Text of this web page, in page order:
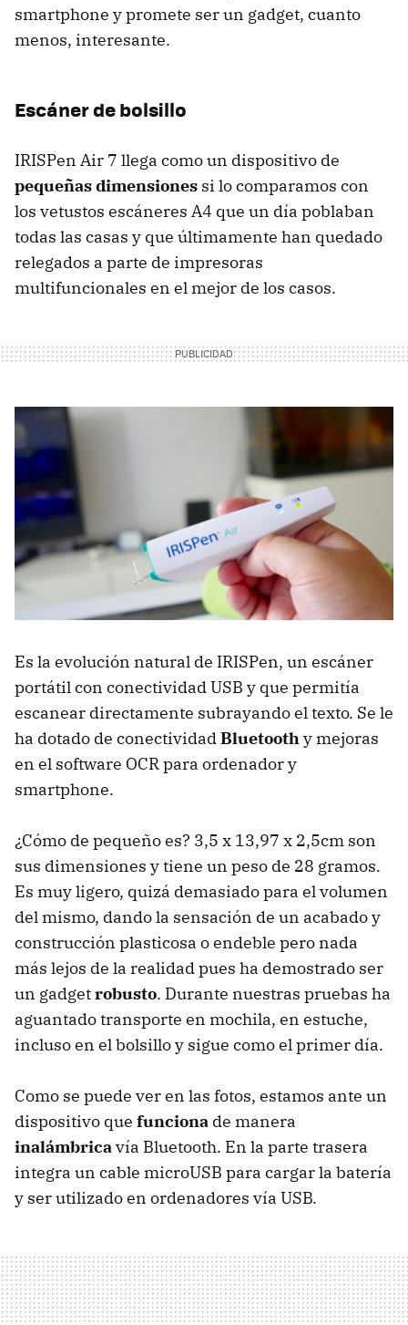
smartphone y promete ser un gadget, cuanto
menos, interesante.
Escáner de bolsillo
IRISPen Air 7 llega como un dispositivo de
pequeñas dimensiones si lo comparamos con
los vetustos escáneres A4 que un día poblaban
todas las casas y que últimamente han quedado
relegados a parte de impresoras
multifuncionales en el mejor de los casos.
Es la evolución natural de IRISPen, un escáner
portátil con conectividad USB y que permitía
escanear directamente subrayando el texto. Se le
ha dotado de conectividadBluetoothy mejoras
en el software OCR para ordenador y
smartphone.
¿Cómo de pequeño es? 3,5 x 13,97 x 2,5cm son
sus dimensiones y tiene un peso de 28 gramos.
Es muy ligero, quizá demasiado para el volumen
del mismo, dando la sensación de un acabado y
construcción plasticosa o endeble pero nada
más lejos de la realidad pues ha demostrado ser
un gadgetrobusto. Durante nuestras pruebas ha
aguantado transporte en mochila, en estuche,
incluso en el bolsillo y sigue como el primer día.
Como se puede ver en las fotos, estamos ante un
dispositivo que funciona de manera
inalámbricavía Bluetooth. En la parte trasera
integra un cable microUSB para cargar la batería
y ser utilizado en ordenadores vía USB.